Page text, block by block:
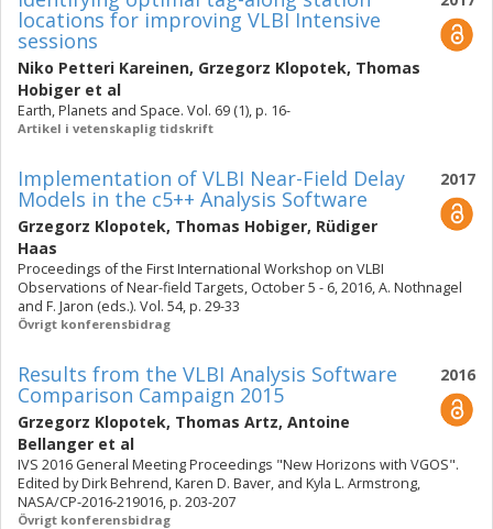
locations for improving VLBI Intensive
sessions
Niko Petteri Kareinen, Grzegorz Klopotek, Thomas
Hobiger et al
Earth, Planets and Space. Vol. 69 (1), p. 16-
Artikel i vetenskaplig tidskrift
2017
Implementation of VLBI Near-Field Delay
Models in the c5++ Analysis Software
Grzegorz Klopotek, Thomas Hobiger, Rüdiger
Haas
Proceedings of the First International Workshop on VLBI
Observations of Near-field Targets, October 5 - 6, 2016, A. Nothnagel
and F. Jaron (eds.). Vol. 54, p. 29-33
Övrigt konferensbidrag
2016
Results from the VLBI Analysis Software
Comparison Campaign 2015
Grzegorz Klopotek, Thomas Artz, Antoine
Bellanger et al
IVS 2016 General Meeting Proceedings "New Horizons with VGOS".
Edited by Dirk Behrend, Karen D. Baver, and Kyla L. Armstrong,
NASA/CP-2016-219016, p. 203-207
Övrigt konferensbidrag